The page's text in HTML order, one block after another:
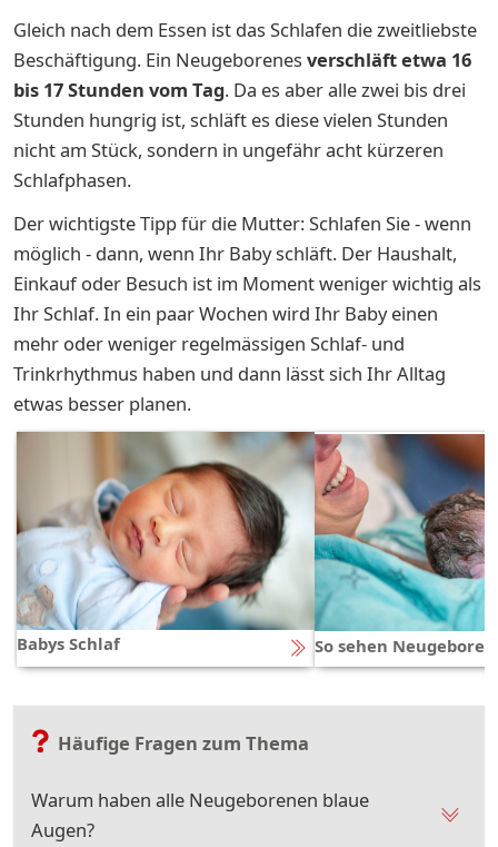
Gleich nach dem Essen ist das Schlafen die zweitliebste
Beschäftigung. Ein Neugeborenes verschläft etwa 16
bis 17 Stunden vom Tag. Da es aber alle zwei bis drei
Stunden hungrig ist, schläft es diese vielen Stunden
nicht am Stück, sondern in ungefähr acht kürzeren
Schlafphasen.
Der wichtigste Tipp für die Mutter: Schlafen Sie - wenn
möglich - dann, wenn Ihr Baby schläft. Der Haushalt,
Einkauf oder Besuch ist im Moment weniger wichtig als
Ihr Schlaf. In ein paar Wochen wird Ihr Baby einen
mehr oder weniger regelmässigen Schlaf- und
Trinkrhythmus haben und dann lässt sich Ihr Alltag
etwas besser planen.
Babys Schlaf So sehen
Häufige Fragen zum Thema
Warum haben alle Neugeborenen blaue
Augen?